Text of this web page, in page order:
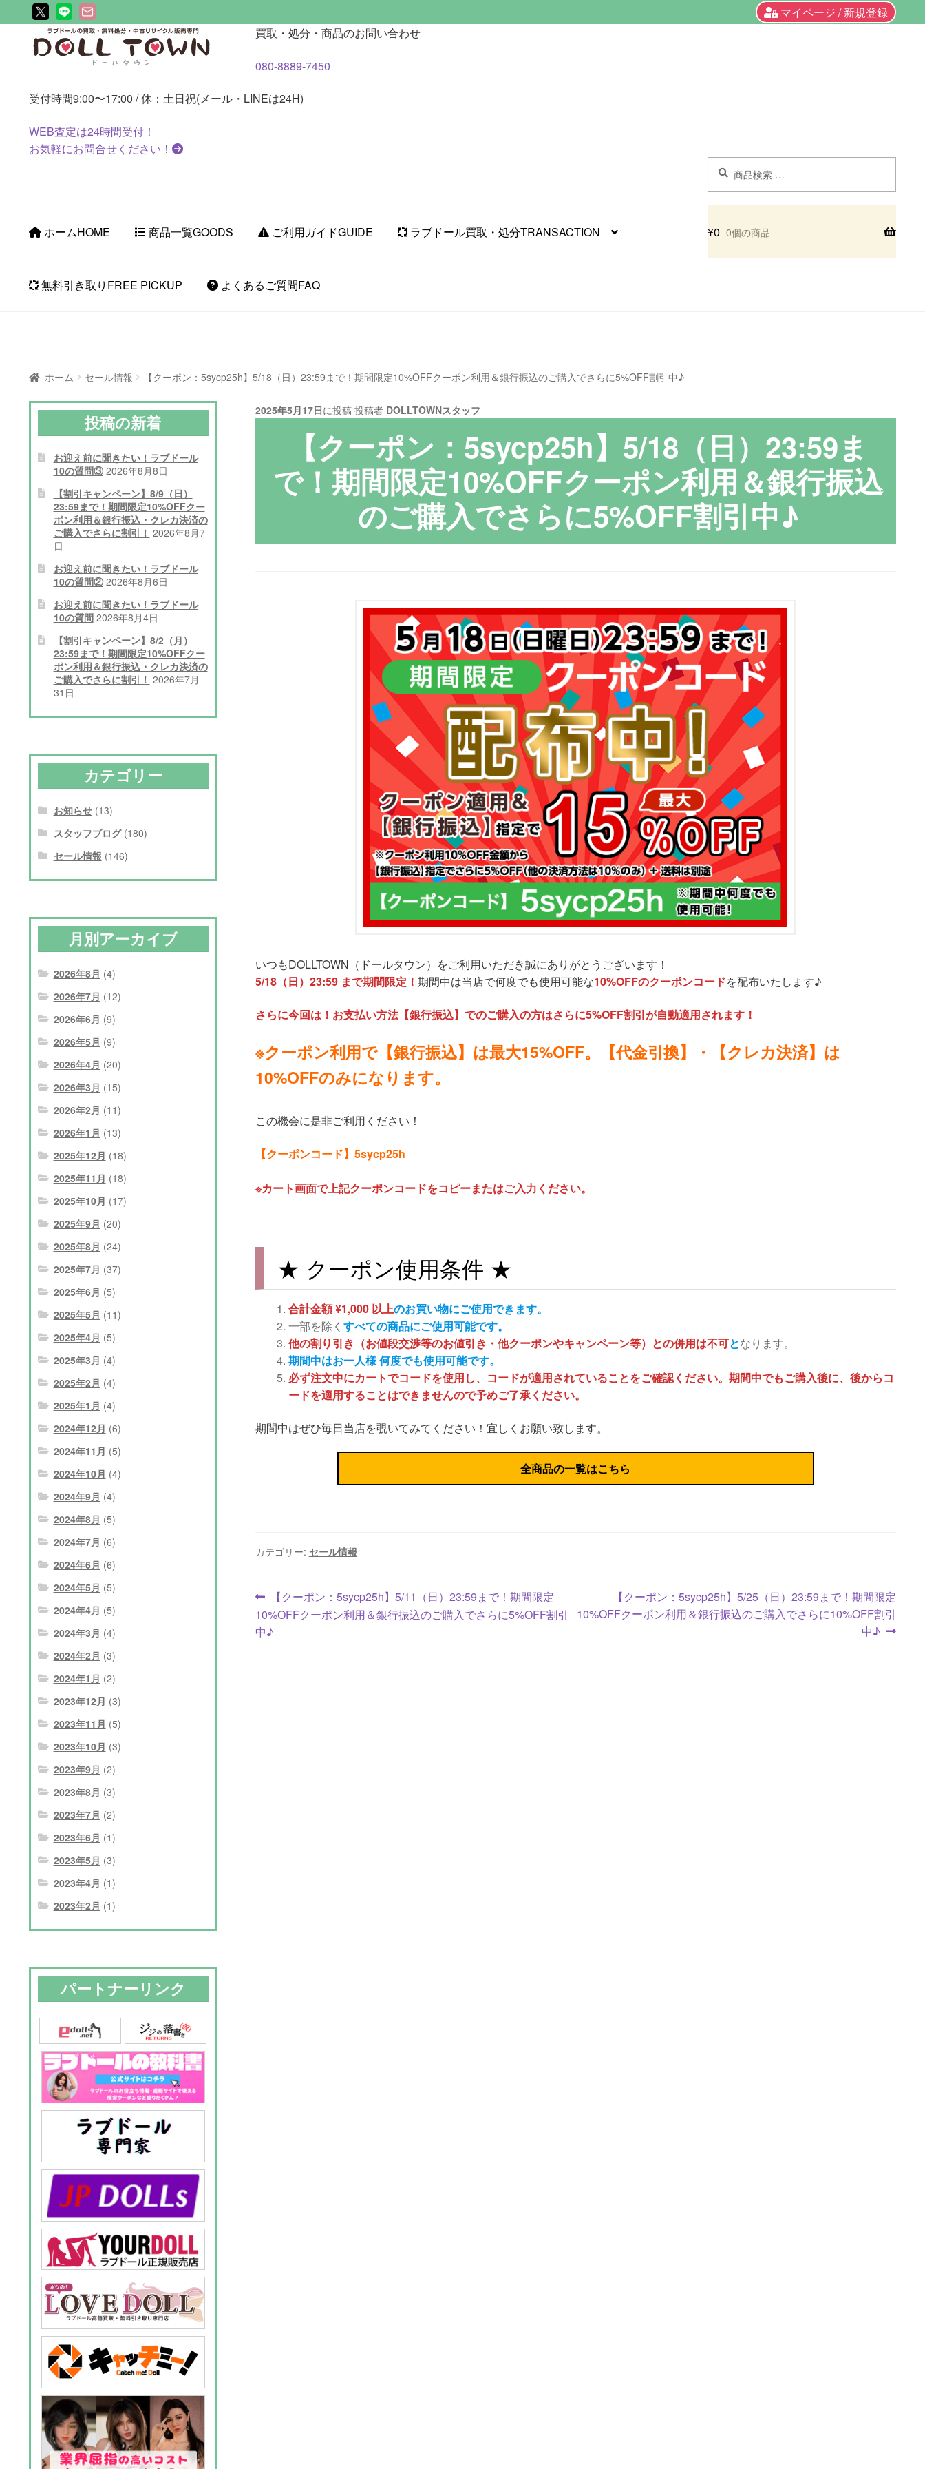
マイページ / 新規登録
ビ
シ
ン
へ
ン
ツ
ス
キ
買取・処分・商品のお問い合わせ
080-8889-7450
受付時間9:00〜17:00 / 休：土日祝(メール・LINEは24H)
WEB査定は24時間受付！
お気軽にお問合せください！
対
象:
ホームHOME 商品一覧GOODS ご利用ガイドGUIDE ラブドール買取・処分TRANSACTION
無料引き取り FREE PICKUP よくあるご質問FAQ
¥0 0個の商品
ホーム セール情報 【クーポン：5sycp25h】5/18（日）23:59まで！期間限定10%OFFクーポン利用＆銀行振込のご購入でさらに5%OFF割引中♪
2025年5月17日に投稿 投稿者 DOLLTOWNスタッフ
【クーポン：5sycp25h】5/18（日）23:59ま
で！期間限定10%OFFクーポン利用＆銀行振込
のご購入でさらに5%OFF割引中♪
いつもDOLLTOWN（ドールタウン）をご利用いただき誠にありがとうございます！
5/18（日）23:59 まで期間限定！ 期間中は当店で何度でも使用可能な10%OFFのクーポンコードを配布いたします♪
さらに今回は！お支払い方法【銀行振込】でのご購入の方はさらに5%OFF割引が自動適用されます！
※クーポン利用で【銀行振込】は最大15%OFF。【代金引換】・【クレカ決済】は
10%OFFのみになります。
この機会に是非ご利用ください！
【クーポンコード】5sycp25h
※カート画面で上記クーポンコードをコピーまたはご入力ください。
★ クーポン使用条件 ★
合計金額 ¥1,000 以上のお買い物にご使用できます。
一部を除く すべての商品にご使用可能です。
他の割り引き（お値段交渉等のお値引き・他クーポンやキャンペーン等）との併用は不可となります。
期間中はお一人様 何度でも使用可能です。
必ず注文中にカートでコードを使用し、コードが適用されていることをご確認ください。期間中でもご購入後に、後からコ
ードを適用することはできませんので予めご了承ください。
期間中はぜひ毎日当店を覗いてみてください！宜しくお願い致します。
全商品の一覧はこちら
カテゴリー: セール情報
投
稿
前
の
投
【クーポン：5sycp25h】5/11（日）23:59まで！期間限定
10%OFFクーポン利用＆銀行振込のご購入でさらに5%OFF割引
中♪
次
の
【クーポン：5sycp25h】5/25（日）23:59まで！期間限定
10%OFFクーポン利用＆銀行振込のご購入でさらに10%OFF割引
中♪
投稿の新着
お迎え前に聞きたい！ラブドール
10の質問③ 2026年8月8日
【割引キャンペーン】8/9（日）
23:59まで！期間限定10%OFFクー
ポン利用＆銀行振込・クレカ決済の
ご購入でさらに割引！ 2026年8月7
日
お迎え前に聞きたい！ラブドール
10の質問② 2026年8月6日
お迎え前に聞きたい！ラブドール
10の質問 2026年8月4日
【割引キャンペーン】8/2（月）
23:59まで！期間限定10%OFFクー
ポン利用＆銀行振込・クレカ決済の
ご購入でさらに割引！ 2026年7月
31日
カテゴリー
お知らせ(13)
スタッフブログ(180)
セール情報 (146)
月別アーカイブ
2026年8月 (4)
2026年7月 (12)
2026年6月 (9)
2026年5月 (9)
2026年4月 (20)
2026年3月 (15)
2026年2月 (11)
2026年1月 (13)
2025年12月 (18)
2025年11月 (18)
2025年10月 (17)
2025年9月 (20)
2025年8月 (24)
2025年7月 (37)
2025年6月 (5)
2025年5月 (11)
2025年4月 (5)
2025年3月 (4)
2025年2月 (4)
2025年1月 (4)
2024年12月 (6)
2024年11月 (5)
2024年10月 (4)
2024年9月 (4)
2024年8月 (5)
2024年7月 (6)
2024年6月 (6)
2024年5月 (5)
2024年4月 (5)
2024年3月 (4)
2024年2月 (3)
2024年1月 (2)
2023年12月 (3)
2023年11月 (5)
2023年10月 (3)
2023年9月 (2)
2023年8月 (3)
2023年7月 (2)
2023年6月 (1)
2023年5月 (3)
2023年4月 (1)
2023年2月 (1)
パートナーリンク